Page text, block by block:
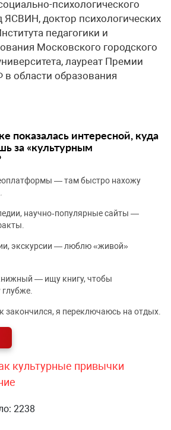
показалась интересной, куда
за «культурным
— там быстро нахожу
научно‑популярные сайты —
экскурсии — люблю «живой»
— ищу книгу, чтобы
закончился, я переключаюсь на отдых.
культурные привычки
2238